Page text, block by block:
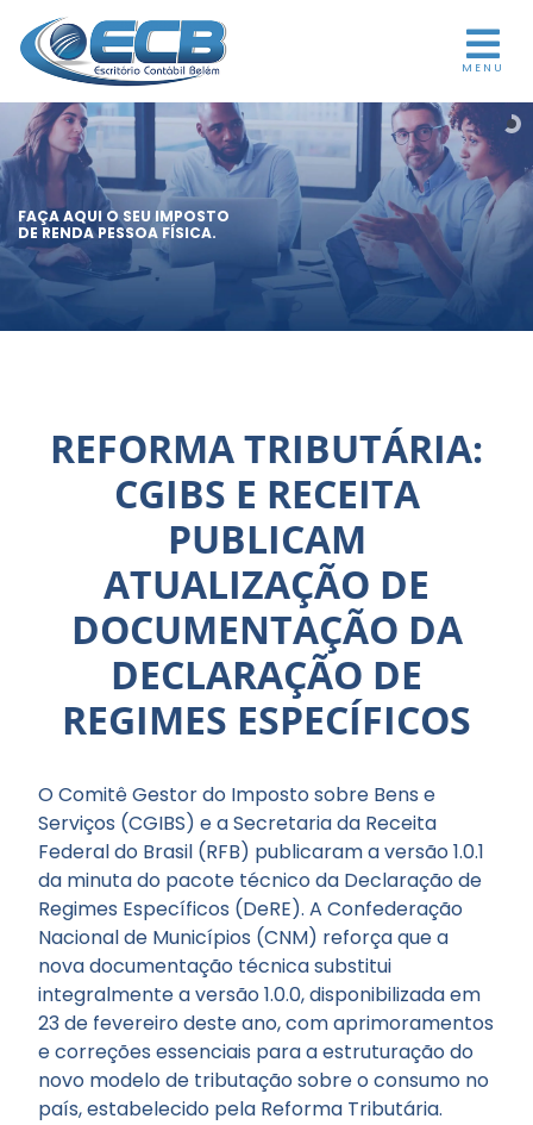
MENU
FAÇA AQUI O SEU IMPOSTO
DE RENDA PESSOA FÍSICA.
REFORMA TRIBUTÁRIA:
CGIBS E RECEITA
PUBLICAM
ATUALIZAÇÃO DE
DOCUMENTAÇÃO DA
DECLARAÇÃO DE
REGIMES ESPECÍFICOS
O Comitê Gestor do Imposto sobre Bens e
Serviços (CGIBS) e a Secretaria da Receita
Federal do Brasil (RFB) publicaram a versão 1.0.1
da minuta do pacote técnico da Declaração de
Regimes Específicos (DeRE). A Confederação
Nacional de Municípios (CNM) reforça que a
nova documentação técnica substitui
integralmente a versão 1.0.0, disponibilizada em
23 de fevereiro deste ano, com aprimoramentos
e correções essenciais para a estruturação do
novo modelo de tributação sobre o consumo no
país, estabelecido pela Reforma Tributária.